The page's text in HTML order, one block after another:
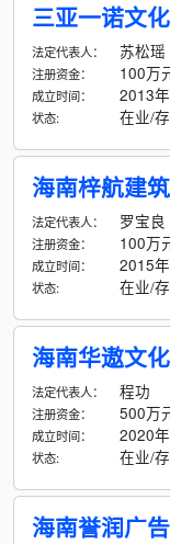
三亚一诺文
法定代表人： 苏松瑶
注册资金： 100万
成立时间： 2013
状态: 在业/
海南梓航建
法定代表人： 罗宝良
注册资金： 100万
成立时间： 2015
状态: 在业/
海南华遨文
法定代表人： 程功
注册资金： 500万
成立时间： 2020
状态: 在业/
海南誉润广